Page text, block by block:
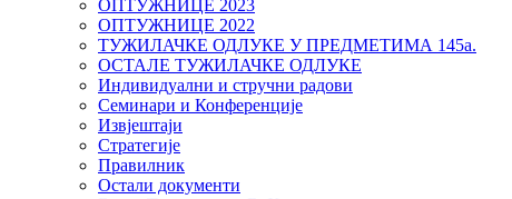
ОПТУЖНИЦЕ 2023
ОПТУЖНИЦЕ 2022
ТУЖИЛАЧКЕ ОДЛУКЕ У ПРЕДМЕТИМА 145а.
ОСТАЛЕ ТУЖИЛАЧКЕ ОДЛУКЕ
Индивидуални и стручни радови
Семинари и Конференције
Извјештаји
Стратегије
Правилник
Остали документи